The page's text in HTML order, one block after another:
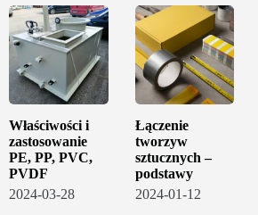
Właściwości i
zastosowanie
PE, PP, PVC,
PVDF
2024-03-28
Łączenie
tworzyw
sztucznych –
podstawy
2024-01-12